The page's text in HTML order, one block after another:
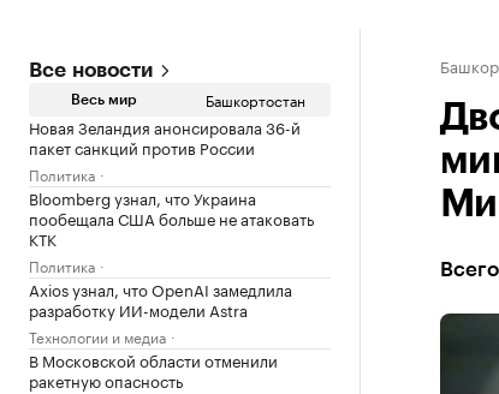
Все новости
Весь мир Башкортостан
Новая Зеландия анонсировала 36-й
пакет санкций против России
Политика
Bloomberg узнал, что Украина
пообещала США больше не атаковать
КТК
Политика
Axios узнал, что OpenAI замедлила
разработку ИИ-модели Astra
Технологии и медиа
В Московской области отменили
ракетную опасность